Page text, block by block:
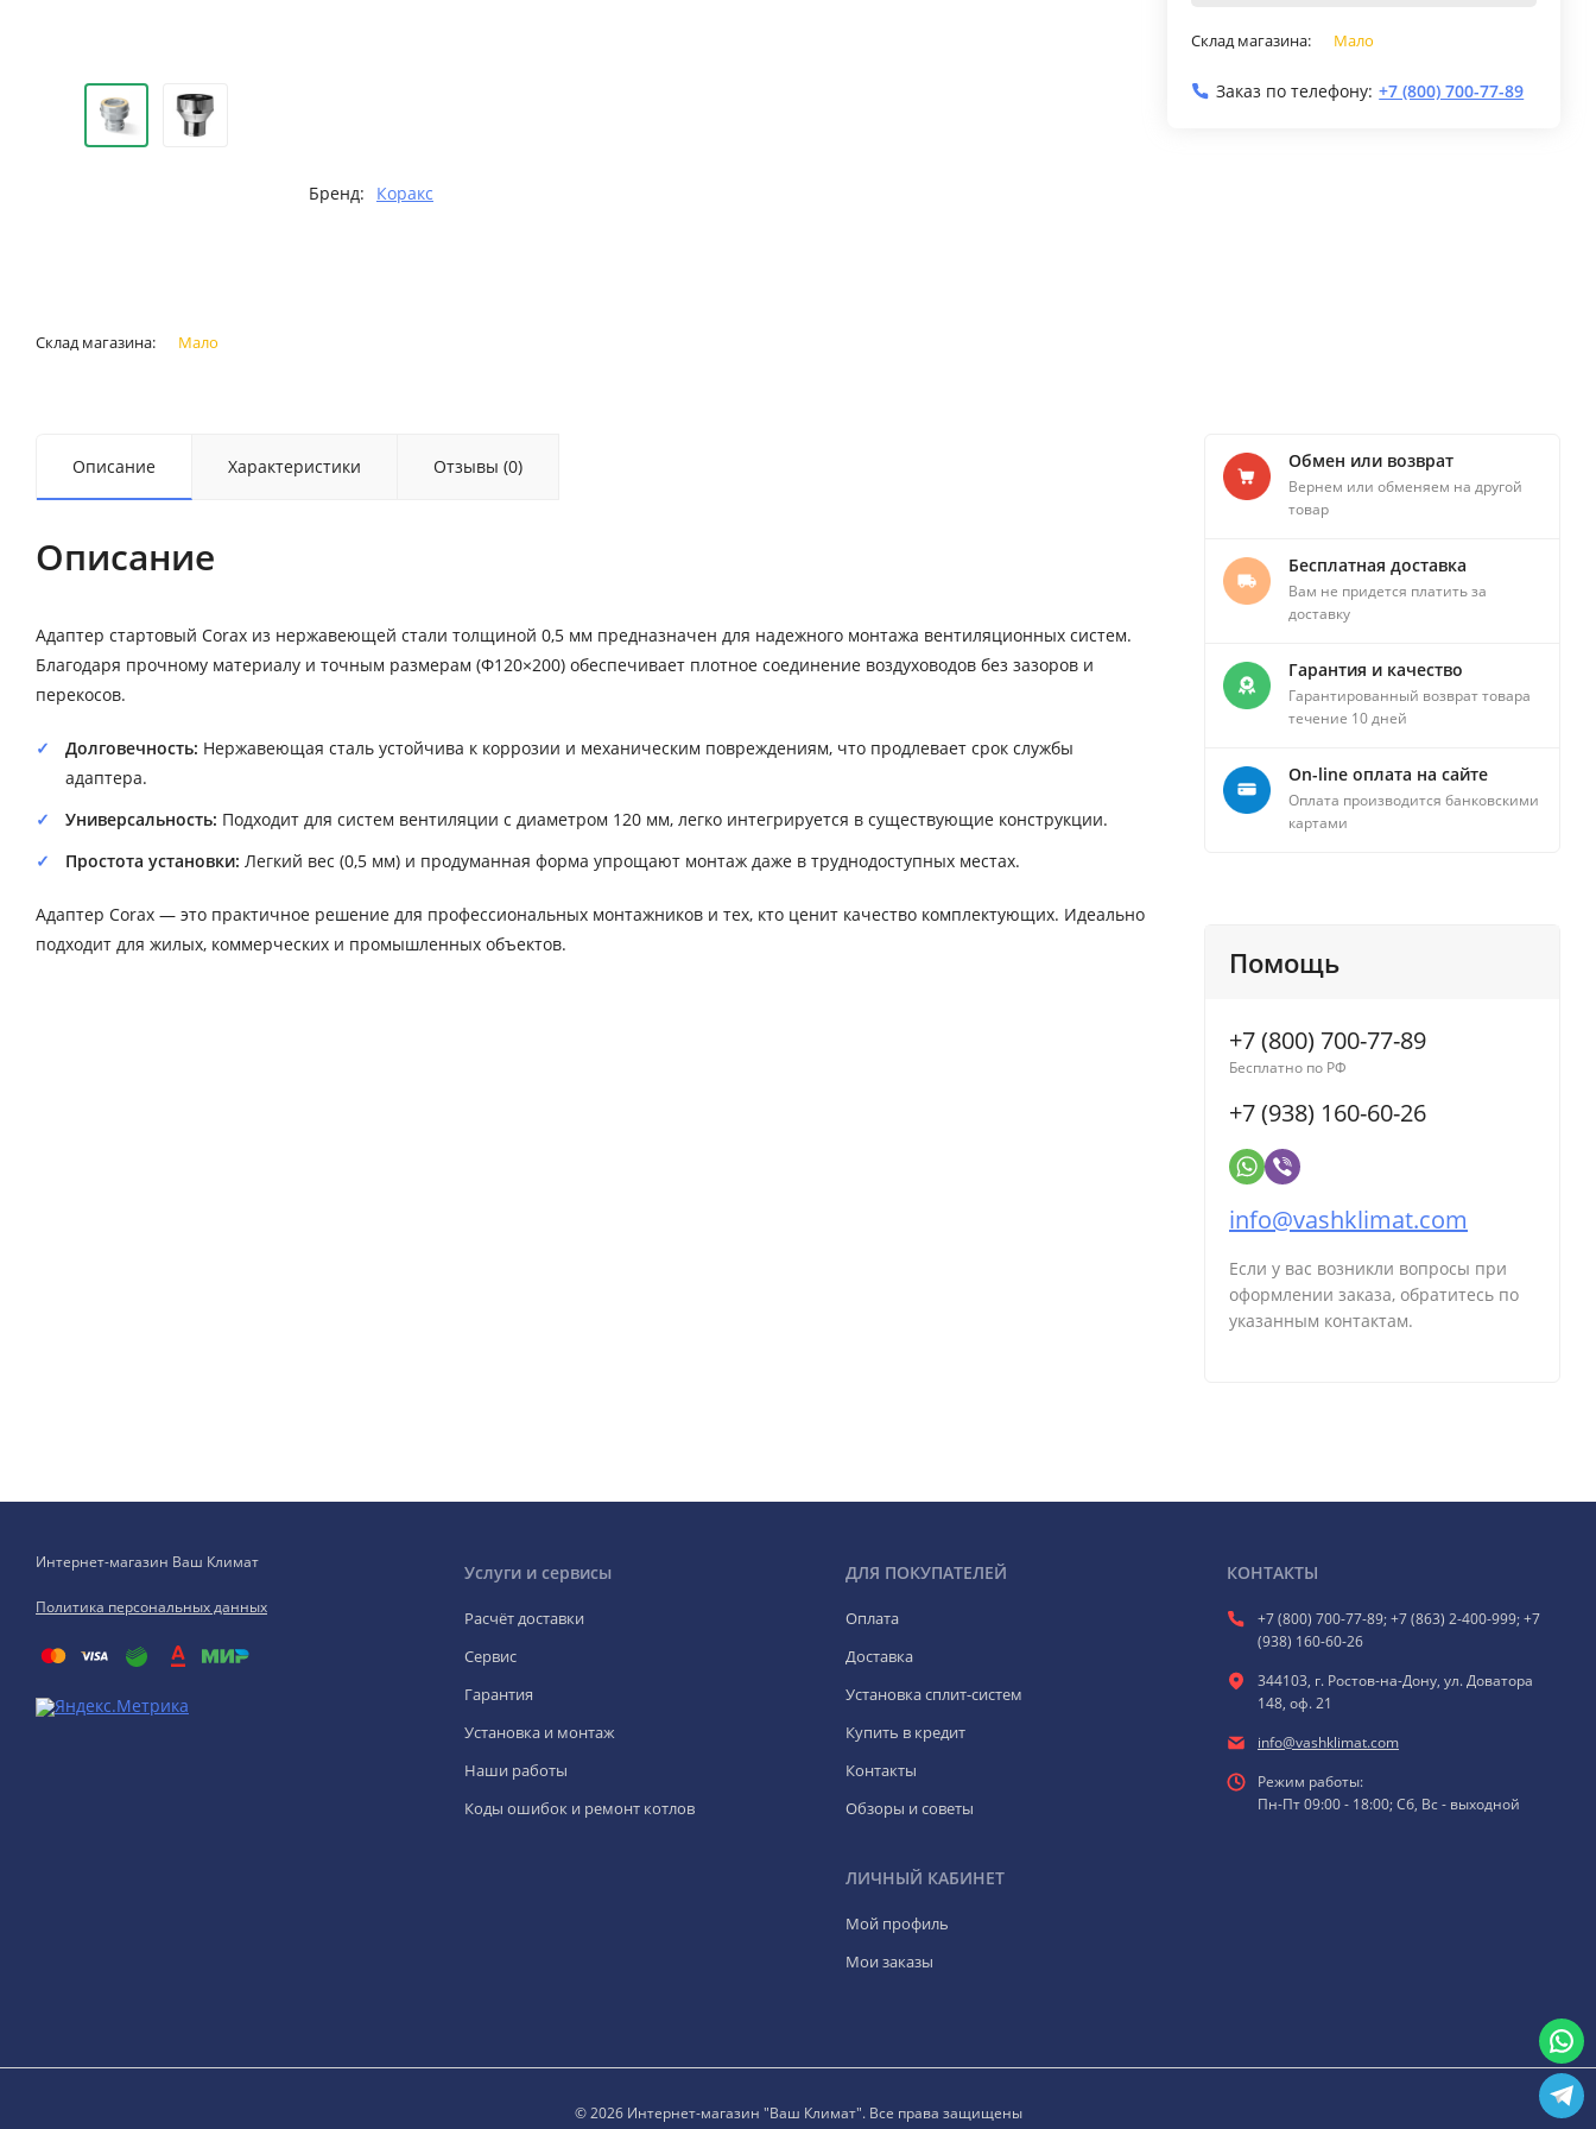
Бренд: Коракс
Склад магазина: Мало
Заказ по телефону: +7 (800) 700-77-89
Склад магазина: Мало
Описание Характеристики Отзывы (0)
Описание
Адаптер стартовый Corax из нержавеющей стали толщиной 0,5 мм предназначен для надежного монтажа вентиляционных систем.
Благодаря прочному материалу и точным размерам (Ф120×200) обеспечивает плотное соединение воздуховодов без зазоров и
перекосов.
Долговечность: Нержавеющая сталь устойчива к коррозии и механическим повреждениям, что продлевает срок службы
адаптера.
Универсальность: Подходит для систем вентиляции с диаметром 120 мм, легко интегрируется в существующие конструкции.
Простота установки: Легкий вес (0,5 мм) и продуманная форма упрощают монтаж даже в труднодоступных местах.
Адаптер Corax — это практичное решение для профессиональных монтажников и тех, кто ценит качество комплектующих. Идеально
подходит для жилых, коммерческих и промышленных объектов.
Обмен или возврат
Вернем или обменяем на другой
товар
Бесплатная доставка
Вам не придется платить за
доставку
Гарантия и качество
Гарантированный возврат товара
течение 10 дней
On-line оплата на сайте
Оплата производится банковскими
картами
Помощь
+7 (800) 700-77-89
Бесплатно по РФ
+7 (938) 160-60-26
info@vashklimat.com
Если у вас возникли вопросы при
оформлении заказа, обратитесь по
указанным контактам.
Интернет-магазин Ваш Климат
Политика персональных данных
Услуги и сервисы
Расчёт доставки
Сервис
Гарантия
Установка и монтаж
Наши работы
Коды ошибок и ремонт котлов
ДЛЯ ПОКУПАТЕЛЕЙ
Оплата
Доставка
Установка сплит-систем
Купить в кредит
Контакты
Обзоры и советы
ЛИЧНЫЙ КАБИНЕТ
Мой профиль
Мои заказы
КОНТАКТЫ
+7 (800) 700-77-89; +7 (863) 2-400-999; +7
(938) 160-60-26
344103, г. Ростов-на-Дону, ул. Доватора
148, оф. 21
info@vashklimat.com
Режим работы:
Пн-Пт 09:00 - 18:00; Сб, Вс - выходной
© 2026 Интернет-магазин "Ваш Климат". Все права защищены